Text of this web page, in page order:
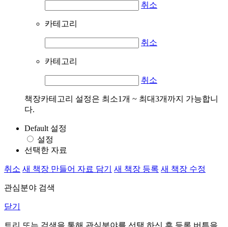
취소
카테고리
취소
카테고리
취소
책장카테고리 설정은 최소1개 ~ 최대3개까지 가능합니
다.
Default 설정
설정
선택한 자료
취소 새 책장 만들어 자료 담기 새 책장 등록 새 책장 수정
관심분야 검색
닫기